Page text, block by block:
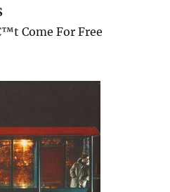
Come For Free